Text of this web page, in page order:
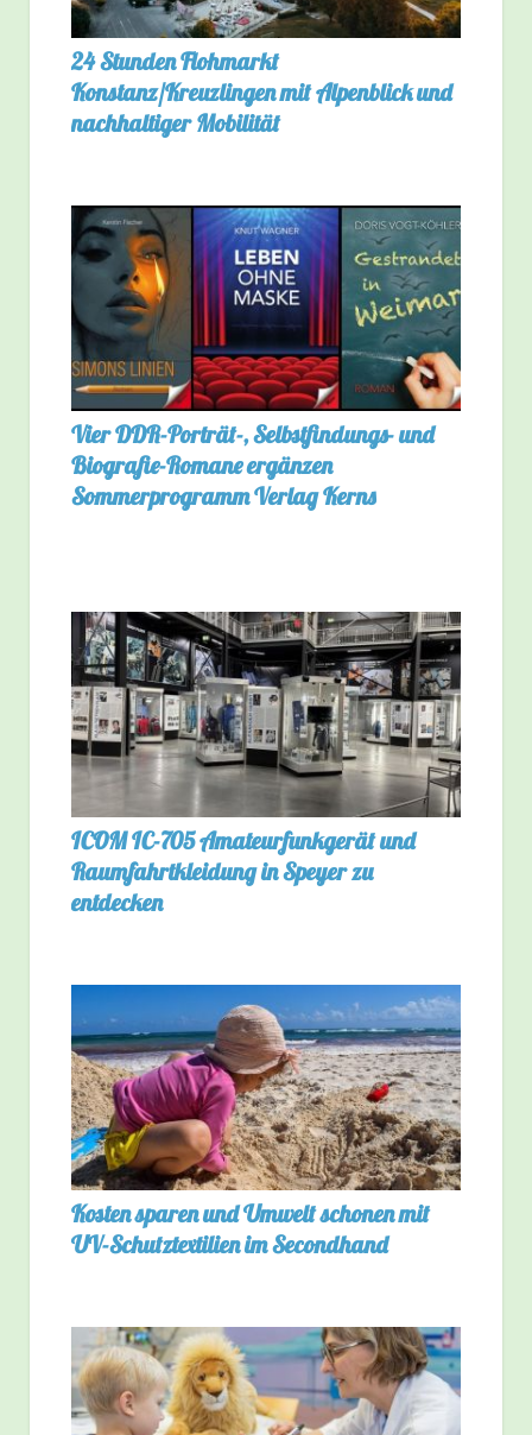
24 Stunden Flohmarkt
Konstanz/Kreuzlingen mit Alpenblick und
nachhaltiger Mobilität
Vier DDR-Porträt-, Selbstfindungs- und
Biografie-Romane ergänzen
Sommerprogramm Verlag Kerns
ICOM IC-705 Amateurfunkgerät und
Raumfahrtkleidung in Speyer zu
entdecken
Kosten sparen und Umwelt schonen mit
UV-Schutztextilien im Secondhand